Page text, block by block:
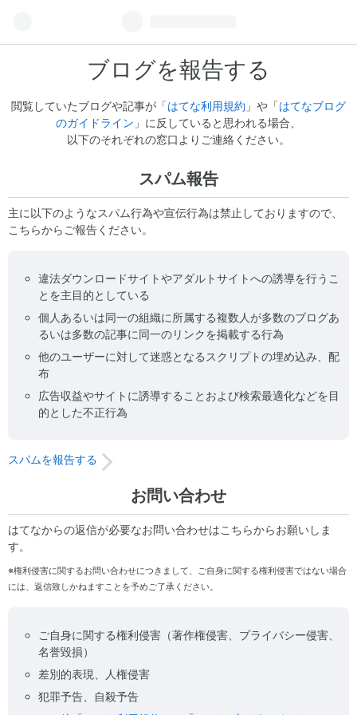
ブログを報告する
閲覧していたブログや記事が「はてな利用規約 」や「はてなブログ
のガイドライン 」に反していると思われる場合、
以下のそれぞれの窓口よりご連絡ください。
スパム報告
主に以下のようなスパム行為や宣伝行為は禁止しておりますので、
こちらからご報告ください。
違法ダウンロードサイトやアダルトサイトへの誘導を行うこ
とを主目的としている
個人あるいは同一の組織に所属する複数人が多数のブログあ
るいは多数の記事に同一のリンクを掲載する行為
他のユーザーに対して迷惑となるスクリプトの埋め込み、配
布
広告収益やサイトに誘導することおよび検索最適化などを目
的とした不正行為
スパムを報告する
お問い合わせ
はてなからの返信が必要なお問い合わせはこちらからお願いしま
す。
※権利侵害に関するお問い合わせにつきまして、ご自身に関する権利侵害ではない場合
には、返信致しかねますことを予めご了承ください。
ご自身に関する権利侵害（著作権侵害、プライバシー侵害、
名誉毀損）
差別的表現、人権侵害
犯罪予告、自殺予告